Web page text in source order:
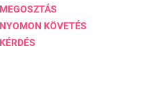
KÉRDÉS
NYOMON KÖVETÉS
MEGOSZTÁS